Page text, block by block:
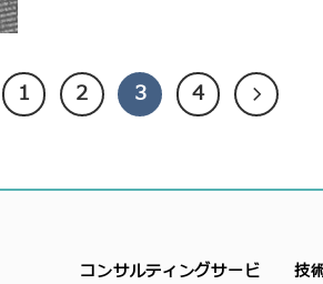
1 2 3 4
コンサルティングサービ
技